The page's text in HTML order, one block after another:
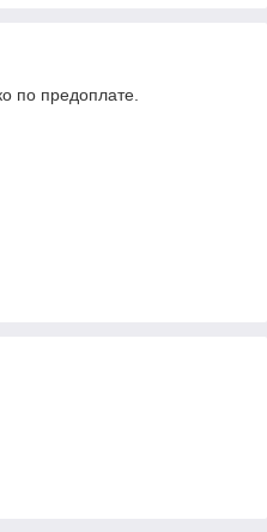
по предоплате.